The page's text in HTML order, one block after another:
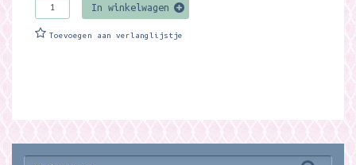
In winkelwagen
Toevoegen aan verlanglijstje